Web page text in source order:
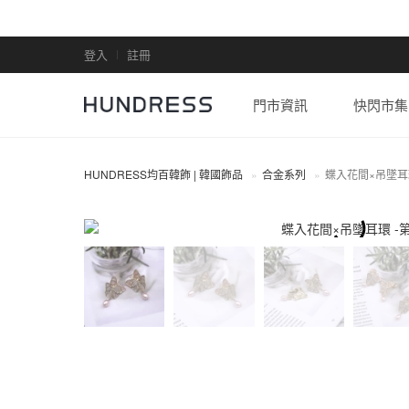
登入 註冊
門市資訊 快閃市集
HUNDRESS均百韓飾 | 韓國飾品 合金系列 蝶入花間×吊墜